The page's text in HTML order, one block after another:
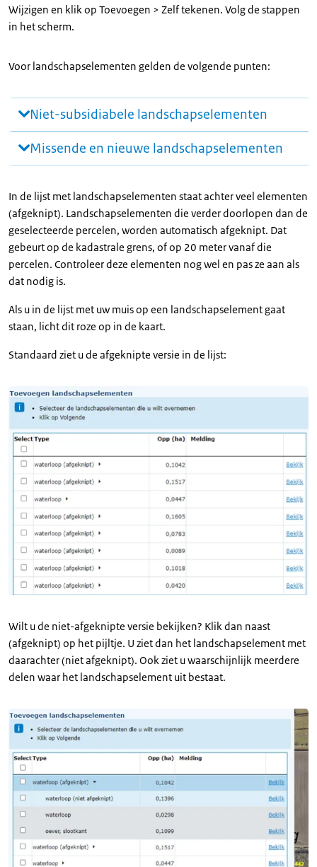
Wijzigen en klik op Toevoegen > Zelf tekenen. Volg de stappen
in het scherm.
Voor landschapselementen gelden de volgende punten:
Niet-subsidiabele landschapselementen
Missende en nieuwe landschapselementen
In de lijst met landschapselementen staat achter veel elementen
(afgeknipt). Landschapselementen die verder doorlopen dan de
geselecteerde percelen, worden automatisch afgeknipt. Dat
gebeurt op de kadastrale grens, of op 20 meter vanaf die
percelen. Controleer deze elementen nog wel en pas ze aan als
dat nodig is.
Als u in de lijst met uw muis op een landschapselement gaat
staan, licht dit roze op in de kaart.
Standaard ziet u de afgeknipte versie in de lijst:
Wilt u de niet-afgeknipte versie bekijken? Klik dan naast
(afgeknipt) op het pijltje. U ziet dan het landschapselement met
daarachter (niet afgeknipt). Ook ziet u waarschijnlijk meerdere
delen waar het landschapselement uit bestaat.